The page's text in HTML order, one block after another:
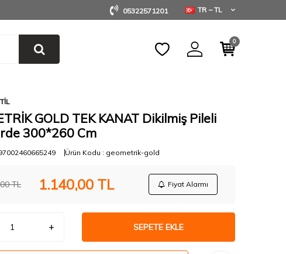
05322571201 TR − TL
0
GOLD TEK KANAT Dikilmiş Pileli
300*260 Cm
Ürün Kodu : geometrik-gold
TL 1.140,00 TL Fiyat Alarmı
SEPETE EKLE